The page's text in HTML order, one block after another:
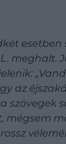
L.
az
szövegek
mégsem